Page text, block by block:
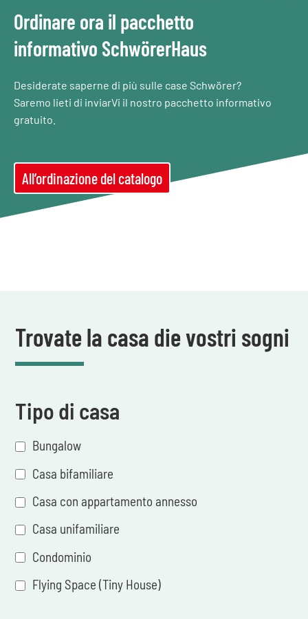
Ordinare ora il pacchetto
informativo SchwörerHaus
Desiderate saperne di più sulle case Schwörer?
Saremo lieti di inviarVi il nostro pacchetto informativo
gratuito.
All’ordinazione del catalogo
Trovate la casa die vostri sogni
Tipo di casa
Bungalow
Casa bifamiliare
Casa con appartamento annesso
Casa unifamiliare
Condominio
Flying Space (Tiny House)